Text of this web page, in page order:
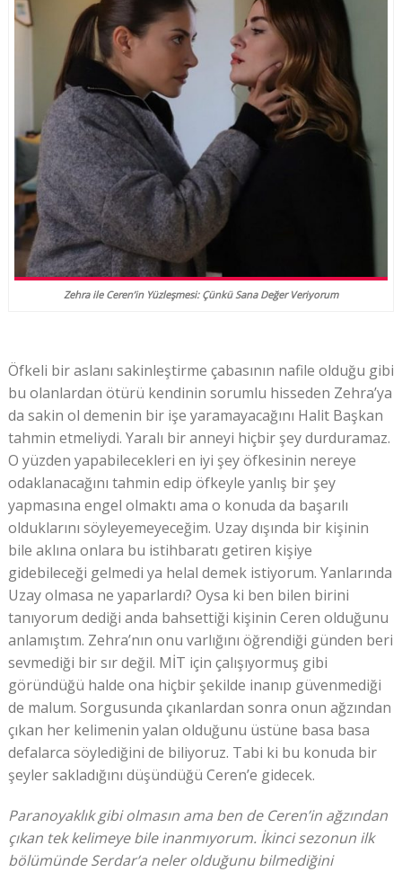
Zehra ile Ceren’in Yüzleşmesi: Çünkü Sana Değer Veriyorum
Öfkeli bir aslanı sakinleştirme çabasının nafile olduğu gibi
bu olanlardan ötürü kendinin sorumlu hisseden Zehra’ya
da sakin ol demenin bir işe yaramayacağını Halit Başkan
tahmin etmeliydi. Yaralı bir anneyi hiçbir şey durduramaz.
O yüzden yapabilecekleri en iyi şey öfkesinin nereye
odaklanacağını tahmin edip öfkeyle yanlış bir şey
yapmasına engel olmaktı ama o konuda da başarılı
olduklarını söyleyemeyeceğim. Uzay dışında bir kişinin
bile aklına onlara bu istihbaratı getiren kişiye
gidebileceği gelmedi ya helal demek istiyorum. Yanlarında
Uzay olmasa ne yaparlardı? Oysa ki ben bilen birini
tanıyorum dediği anda bahsettiği kişinin Ceren olduğunu
anlamıştım. Zehra’nın onu varlığını öğrendiği günden beri
sevmediği bir sır değil. MİT için çalışıyormuş gibi
göründüğü halde ona hiçbir şekilde inanıp güvenmediği
de malum. Sorgusunda çıkanlardan sonra onun ağzından
çıkan her kelimenin yalan olduğunu üstüne basa basa
defalarca söylediğini de biliyoruz. Tabi ki bu konuda bir
şeyler sakladığını düşündüğü Ceren’e gidecek.
Paranoyaklık gibi olmasın ama ben de Ceren’in ağzından
çıkan tek kelimeye bile inanmıyorum. İkinci sezonun ilk
bölümünde Serdar’a neler olduğunu bilmediğini